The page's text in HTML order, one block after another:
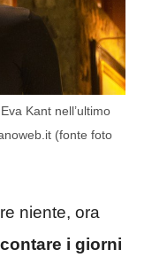
Kant nell’ultimo
(fonte foto
niente, ora
contare i giorni